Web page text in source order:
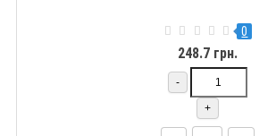
0
248.7 грн.
-
+